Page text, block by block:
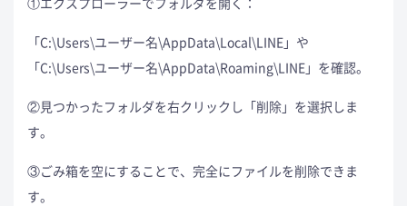
「C:\Users\ユーザー名\AppData\Local\LINE」や
「C:\Users\ユーザー名\AppData\Roaming\LINE」を確認。
②見つかったフォルダを右クリックし「削除」を選択しま
す。
③ごみ箱を空にすることで、完全にファイルを削除できま
す。